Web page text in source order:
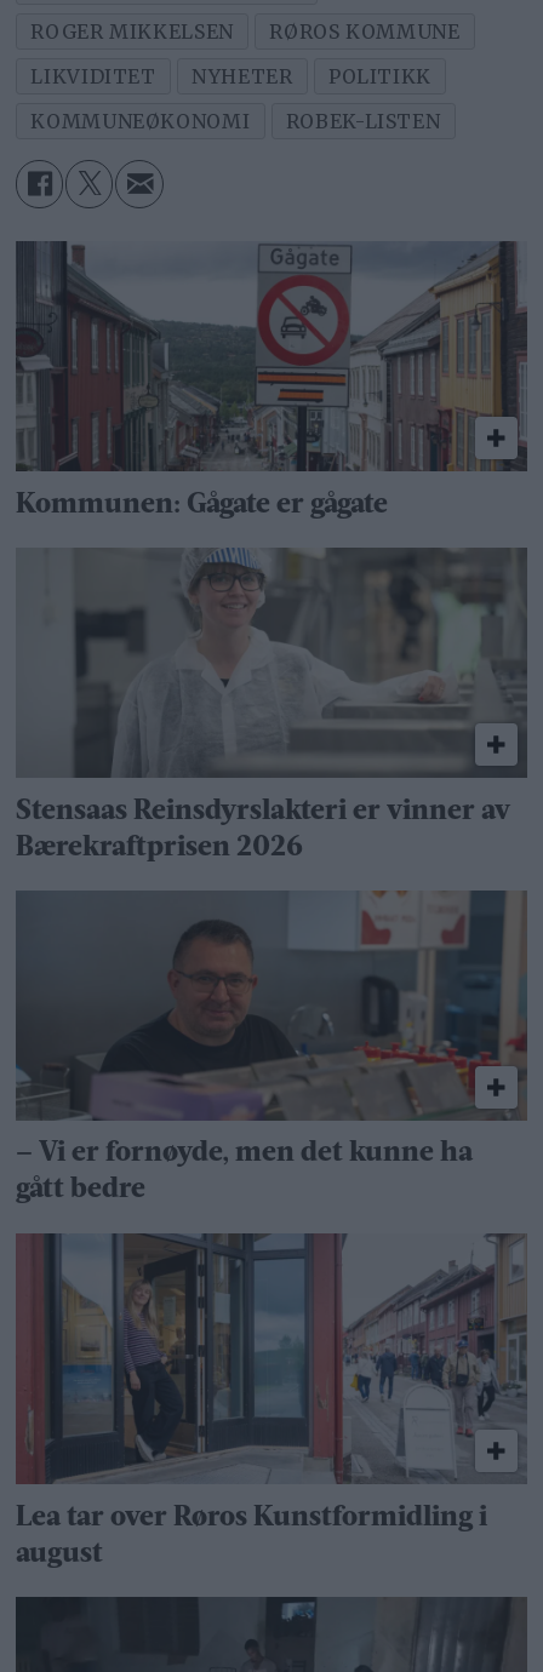
ROGER MIKKELSEN
RØROS KOMMUNE
LIKVIDITET
NYHETER
POLITIKK
KOMMUNEØKONOMI
ROBEK-LISTEN
Kommunen: Gågate er gågate
Stensaas Reinsdyrslakteri er vinner av
Bærekraftprisen 2026
– Vi er fornøyde, men det kunne ha
gått bedre
Lea tar over Røros Kunstformidling i
august